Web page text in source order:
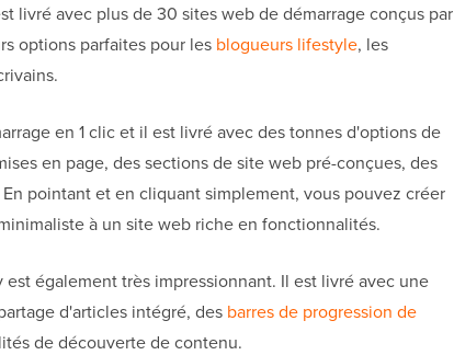
livré avec plus de 30 sites web de démarrage conçus par
options parfaites pour les blogueurs lifestyle, les
en 1 clic et il est livré avec des tonnes d'options de
en page, des sections de site web pré-conçues, des
pointant et en cliquant simplement, vous pouvez créer
à un site web riche en fonctionnalités.
également très impressionnant. Il est livré avec une
d'articles intégré, des barres de progression de
de découverte de contenu.